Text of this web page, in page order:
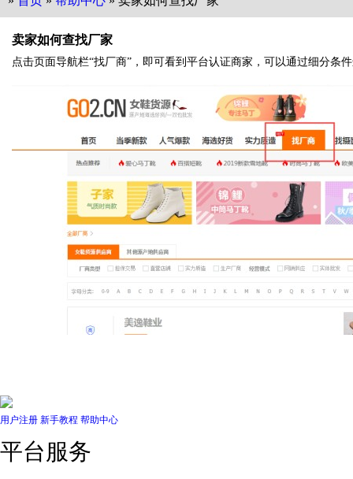
卖家如何查找厂家
点击页面导航栏“找厂商”，即可看到平台认证商家，可以通过细分条
用户注册 新手教程 帮助中心
平台服务